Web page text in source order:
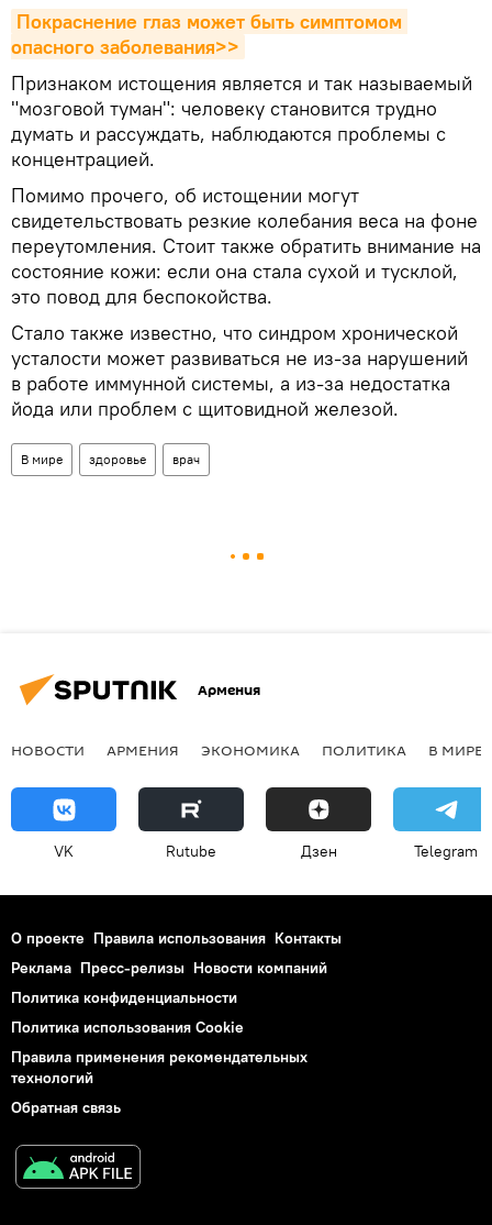
Покраснение глаз может быть симптомом
опасного заболевания>>
Признаком истощения является и так называемый
"мозговой туман": человеку становится трудно
думать и рассуждать, наблюдаются проблемы с
концентрацией.
Помимо прочего, об истощении могут
свидетельствовать резкие колебания веса на фоне
переутомления. Стоит также обратить внимание на
состояние кожи: если она стала сухой и тусклой,
это повод для беспокойства.
Стало также известно, что синдром хронической
усталости может развиваться не из-за нарушений
в работе иммунной системы, а из-за недостатка
йода или проблем с щитовидной железой.
В мире здоровье врач
Армения
НОВОСТИ АРМЕНИЯ ЭКОНОМИКА ПОЛИТИКА В МИРЕ
VK Rutube Дзен Telegram
О проекте Правила использования Контакты
Реклама Пресс-релизы Новости компаний
Политика конфиденциальности
Политика использования Cookie
Правила применения рекомендательных
технологий
Обратная связь